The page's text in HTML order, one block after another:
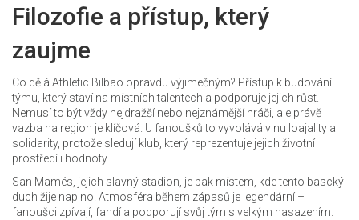
Filozofie a přístup, který
zaujme
Co dělá Athletic Bilbao opravdu výjimečným? Přístup k budování
týmu, který staví na místních talentech a podporuje jejich růst.
Nemusí to být vždy nejdražší nebo nejznámější hráči, ale právě
vazba na region je klíčová. U fanoušků to vyvolává vlnu loajality a
solidarity, protože sledují klub, který reprezentuje jejich životní
prostředí i hodnoty.
San Mamés, jejich slavný stadion, je pak místem, kde tento bascký
duch žije naplno. Atmosféra během zápasů je legendární –
fanoušci zpívají, fandí a podporují svůj tým s velkým nasazením.